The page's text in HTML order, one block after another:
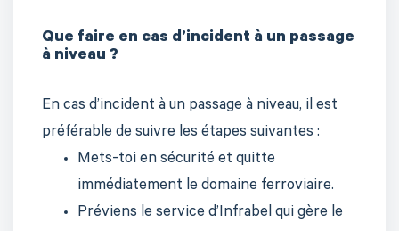
Que faire en cas d’incident à un passage
à niveau ?
En cas d’incident à un passage à niveau, il est
préférable de suivre les étapes suivantes :
Mets-toi en sécurité et quitte
immédiatement le domaine ferroviaire.
Préviens le service d’Infrabel qui gère le